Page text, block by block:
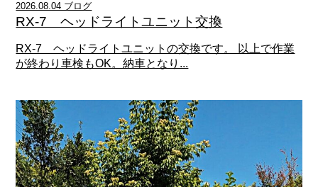
2026.08.04 ブログ
RX-7 ヘッドライトユニット交換
RX-7 ヘッドライトユニットの交換です。 以上で作業
が終わり車検もOK。納車となり...